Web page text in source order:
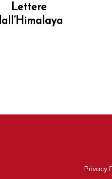
Lettere
Privacy